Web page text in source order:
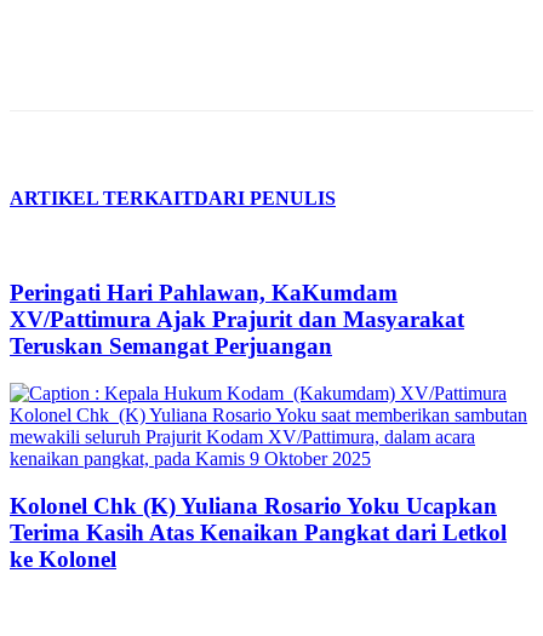
ARTIKEL TERKAITDARI PENULIS
Peringati Hari Pahlawan, KaKumdam
XV/Pattimura Ajak Prajurit dan Masyarakat
Teruskan Semangat Perjuangan
Kolonel Chk (K) Yuliana Rosario Yoku Ucapkan
Terima Kasih Atas Kenaikan Pangkat dari Letkol
ke Kolonel